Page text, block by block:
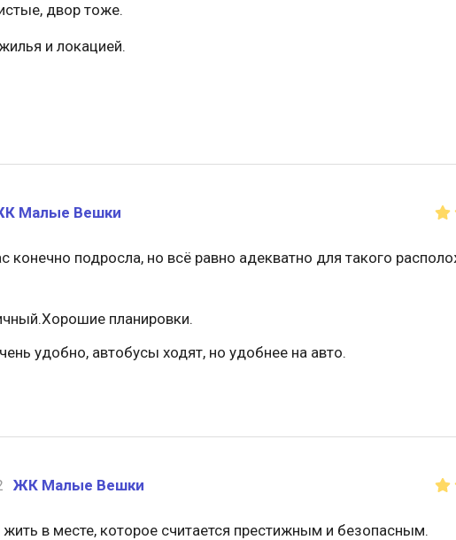
двор тоже.
и локацией.
Малые Вешки
конечно подросла, но всё равно адекватно для такого
планировки.
удобно, автобусы ходят, но удобнее на авто.
ЖК Малые Вешки
в месте, которое считается престижным и безопасным.